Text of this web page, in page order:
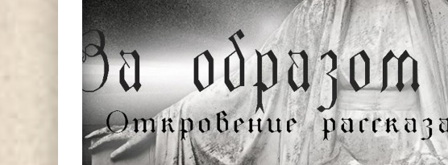
DJ НИККА ЛОРАК (NIKKA LORAK)
СТАЛА ХЕДЛАЙНЕРОМ ФЕСТИВАЛЯ
АНАНДА 2024 Г.